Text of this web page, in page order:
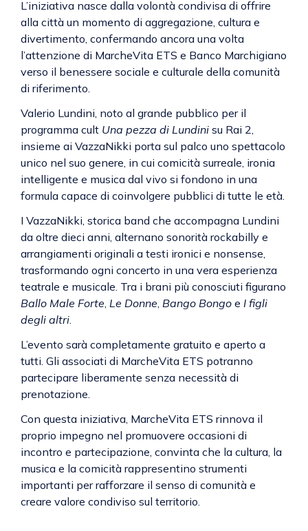
L’iniziativa nasce dalla volontà condivisa di offrire
alla città un momento di aggregazione, cultura e
divertimento, confermando ancora una volta
l’attenzione di MarcheVita ETS e Banco Marchigiano
verso il benessere sociale e culturale della comunità
di riferimento.
Valerio Lundini, noto al grande pubblico per il
programma cult Una pezza di Lundini su Rai 2,
insieme ai VazzaNikki porta sul palco uno spettacolo
unico nel suo genere, in cui comicità surreale, ironia
intelligente e musica dal vivo si fondono in una
formula capace di coinvolgere pubblici di tutte le età.
I VazzaNikki, storica band che accompagna Lundini
da oltre dieci anni, alternano sonorità rockabilly e
arrangiamenti originali a testi ironici e nonsense,
trasformando ogni concerto in una vera esperienza
teatrale e musicale. Tra i brani più conosciuti figurano
Ballo Male Forte, Le Donne, Bango Bongo e I figli
degli altri.
L’evento sarà completamente gratuito e aperto a
tutti. Gli associati di MarcheVita ETS potranno
partecipare liberamente senza necessità di
prenotazione.
Con questa iniziativa, MarcheVita ETS rinnova il
proprio impegno nel promuovere occasioni di
incontro e partecipazione, convinta che la cultura, la
musica e la comicità rappresentino strumenti
importanti per rafforzare il senso di comunità e
creare valore condiviso sul territorio.